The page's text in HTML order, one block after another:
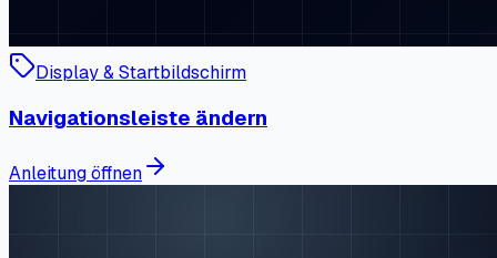
Display & Startbildschirm
Navigationsleiste ändern
Anleitung öffnen